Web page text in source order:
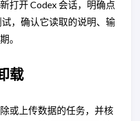
打开 Codex 会话，明确点
，确认它读取的说明、输
。
载
或上传数据的任务，并核